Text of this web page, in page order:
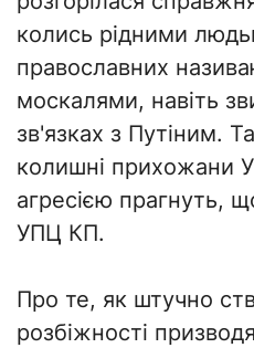
колись рідними
православних
москалями, навіть
зв'язках з Путіним.
колишні прихожани
агресією прагнуть,
УПЦ КП.
Про те, як штучно
розбіжності